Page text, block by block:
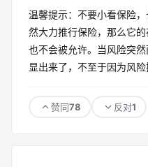
温馨提示：不要小看保险
然大力推行保险，那么它
也不会被允许。当风险突
显出来了，不至于因为风险
赞同78 反对1